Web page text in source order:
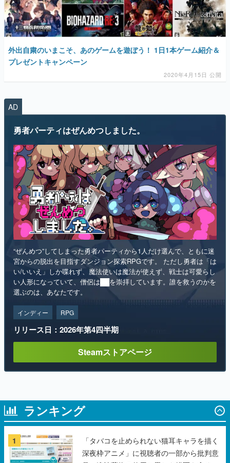
ゲームが変えた日本語
「経験値」「裏技」「ラスボス」… ゲームにまつわる言葉
の起源や用法の変遷を、コンピューター文化史研究家・タ
イニーP氏が徹底調査。
カテゴリ
マンガ
女性向け
アプリレビュー
その他
電ファミニコゲーマーとは？
運営：株式会社マレ
外出自粛のいまこそ、あのゲームを遊ぼう！ 1日1本ゲーム紹介＆
プレゼントキャンペーン
2020年4月15日 公開
AD
“ぜんめつ”してしまった勇者パーティから1人だけ選んで、ともに迷
宮からの脱出を目指すダンジョン探索RPGです。 ただし勇者は「は
い/いいえ」しか喋れず、魔法使いは魔法が使えず、戦士は可愛らし
い人形になっていて、僧侶は██を崇拝しています。誰を救うのかを
選ぶのは、あなたです。
インディー RPG
リリース日：2026年第4四半期
ランキング
1
「タバコを止められない猫耳キャラを描く
深夜枠アニメ」に視聴者の一部から批判意
見。違法薬物の使用と思しき描写も含め
て、BPOが議論を交わす